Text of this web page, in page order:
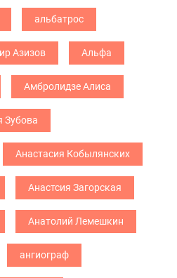
альбатрос
Азизов Альфа
Амбролидзе Алиса
Зубова
Анастасия Кобылянских
Анастсия Загорская
Анатолий Лемешкин
ангиограф